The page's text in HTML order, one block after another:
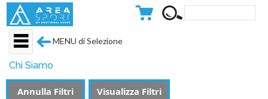
MENU di Selezione
Chi Siamo
Annulla Filtri Visualizza Filtri